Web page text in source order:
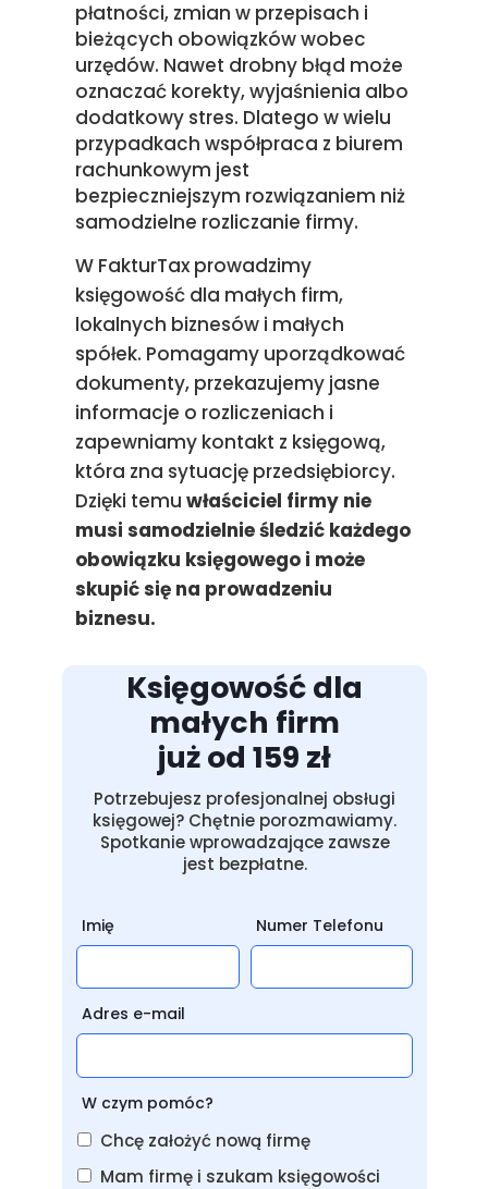
płatności, zmian w przepisach i
bieżących obowiązków wobec
urzędów. Nawet drobny błąd może
oznaczać korekty, wyjaśnienia albo
dodatkowy stres. Dlatego w wielu
przypadkach współpraca z biurem
rachunkowym jest
bezpieczniejszym rozwiązaniem niż
samodzielne rozliczanie firmy.
W FakturTax prowadzimy
księgowość dla małych firm,
lokalnych biznesów i małych
spółek. Pomagamy uporządkować
dokumenty, przekazujemy jasne
informacje o rozliczeniach i
zapewniamy kontakt z księgową,
która zna sytuację przedsiębiorcy.
Dzięki temu właściciel firmy nie
musi samodzielnie śledzić każdego
obowiązku księgowego i może
skupić się na prowadzeniu
biznesu.
Księgowość dla
małych firm
już od 159 zł
Imię Numer Telefonu
Adres e-mail
W czym pomóc?
Chcę założyć nową firmę
Mam firmę i szukam księgowości
Potrzebujesz profesjonalnej obsługi
księgowej? Chętnie porozmawiamy.
Spotkanie wprowadzające zawsze
jest bezpłatne.